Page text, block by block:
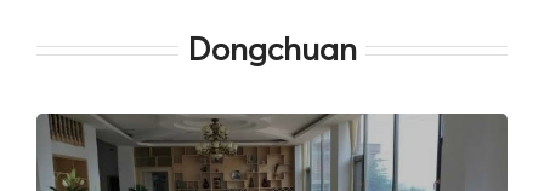
Dongchuan